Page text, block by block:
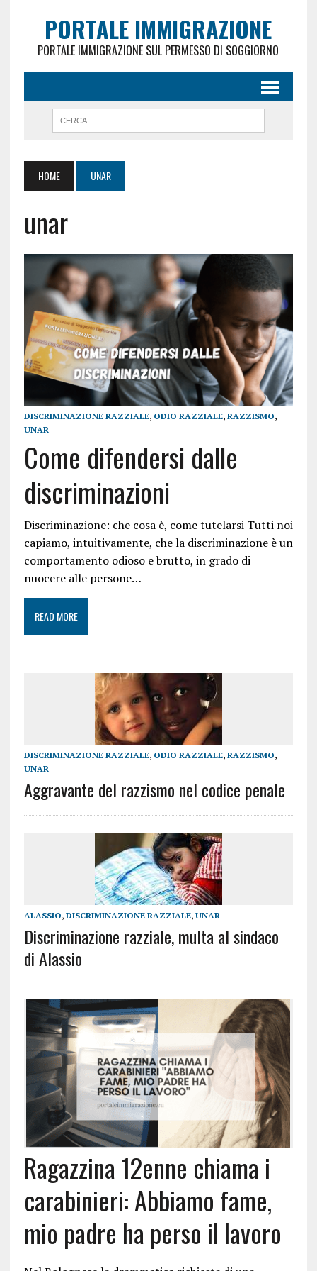
PORTALE IMMIGRAZIONE
PORTALE IMMIGRAZIONE SUL PERMESSO DI SOGGIORNO
HOME UNAR
unar
DISCRIMINAZIONE RAZZIALE, ODIO RAZZIALE, RAZZISMO,
UNAR
Come difendersi dalle
discriminazioni
Discriminazione: che cosa è, come tutelarsi Tutti noi
capiamo, intuitivamente, che la discriminazione è un
comportamento odioso e brutto, in grado di
nuocere alle persone…
READ MORE
DISCRIMINAZIONE RAZZIALE, ODIO RAZZIALE, RAZZISMO,
UNAR
Aggravante del razzismo nel codice penale
ALASSIO, DISCRIMINAZIONE RAZZIALE, UNAR
Discriminazione razziale, multa al sindaco
di Alassio
Ragazzina 12enne chiama i
carabinieri: Abbiamo fame,
mio padre ha perso il lavoro